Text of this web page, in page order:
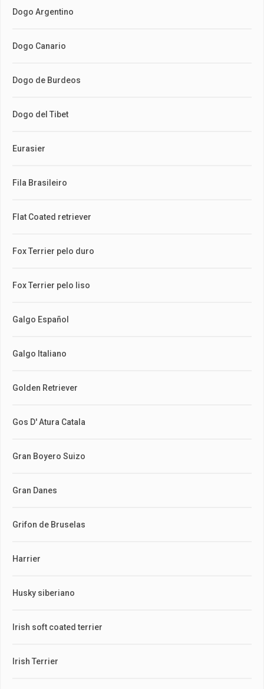
Dogo Argentino
Dogo Canario
Dogo de Burdeos
Dogo del Tibet
Eurasier
Fila Brasileiro
Flat Coated retriever
Fox Terrier pelo duro
Fox Terrier pelo liso
Galgo Español
Galgo Italiano
Golden Retriever
Gos D' Atura Catala
Gran Boyero Suizo
Gran Danes
Grifon de Bruselas
Harrier
Husky siberiano
Irish soft coated terrier
Irish Terrier